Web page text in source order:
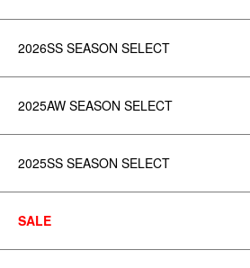
2026SS SEASON SELECT
2025AW SEASON SELECT
2025SS SEASON SELECT
SALE